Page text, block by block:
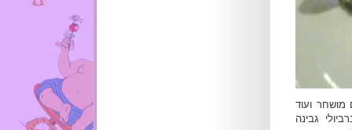
מושחר ועוד
גבינה